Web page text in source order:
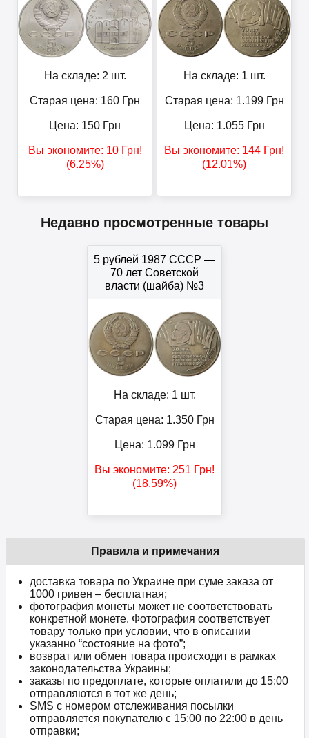
На складе: 2 шт.
Старая цена: 160 Грн
Цена: 150 Грн
Вы экономите: 10Грн!
(6.25%)
На складе: 1 шт.
Старая цена: 1.199Грн
Цена: 1.055Грн
Вы экономите: 144 Грн!
(12.01%)
Недавно просмотренные товары
5 рублей 1987 СССР —
70 лет Советской
власти (шайба) №3
На складе: 1 шт.
Старая цена: 1.350Грн
Цена: 1.099Грн
Вы экономите: 251 Грн!
(18.59%)
Правила и примечания
доставка товара по Украине при суме заказа от
1000 гривен – бесплатная;
фотография монеты может не соответствовать
конкретной монете. Фотография соответствует
товару только при условии, что в описании
указанно “состояние на фото”;
возврат или обмен товара происходит в рамках
законодательства Украины;
заказы по предоплате, которые оплатили до 15:00
отправляются в тот же день;
SMS с номером отслеживания посылки
отправляется покупателю с 15:00 по 22:00 в день
отправки;